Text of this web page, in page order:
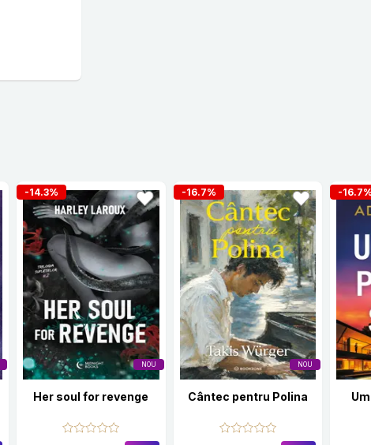
NOU
-14.3%
Her soul for revenge
NOU
-16.7%
Cântec pentru Polina
-16.7%